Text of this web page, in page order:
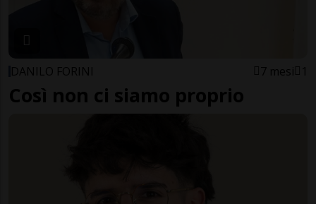
DANILO FORINI 7 mesi 1
Così non ci siamo proprio